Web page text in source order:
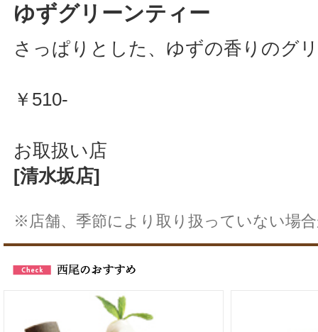
ゆずグリーンティー
さっぱりとした、ゆずの香りのグ
￥510-
お取扱い店
[清水坂店]
※店舗、季節により取り扱っていない場